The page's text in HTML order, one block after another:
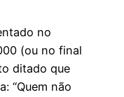
no
(ou no final
ditado que
“Quem não